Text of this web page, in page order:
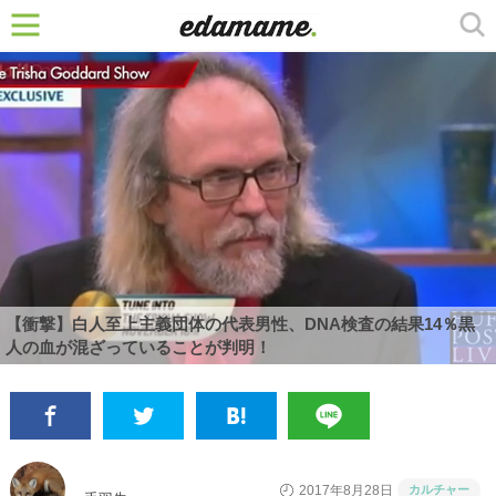
【衝撃】白人至上主義団体の代表男性、DNA検査の結果14％黒
人の血が混ざっていることが判明！
2017年8月28日 カルチャー